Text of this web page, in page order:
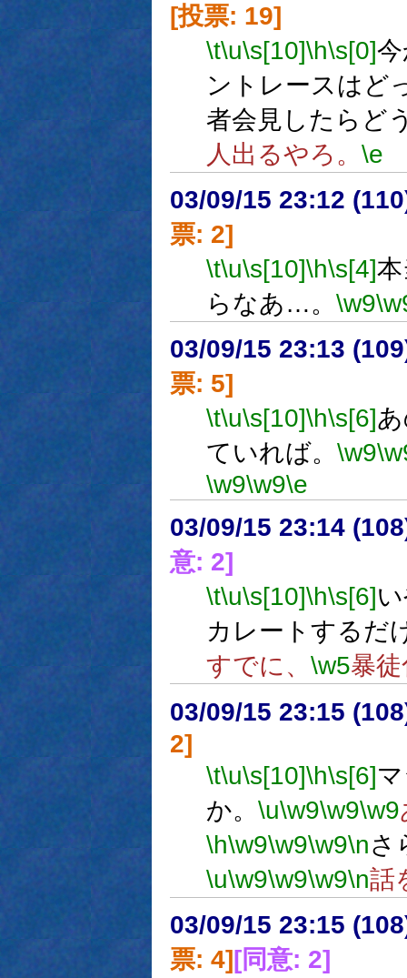
[投票: 19]
\t\u\s[10]\h\s[0]
ントレースはど
者会見したらど
人出るやろ。 \e
03/09/15 23:12
票: 2]
\t\u\s[10]\h\s[4]
らなあ…。 \w9
03/09/15 23:13
票: 5]
\t\u\s[10]\h\s[6]
ていれば。 \w9
\w9\w9\e
03/09/15 23:14
意: 2]
\t\u\s[10]\h\s[6]
カレートするだ
すでに、 \w5暴
03/09/15 23:15
2]
\t\u\s[10]\h\s[6]
か。 \u\w9\w9\w9
\h\w9\w9\w9\nさ
\u\w9\w9\w9\n話
03/09/15 23:15
票: 4][同意: 2]